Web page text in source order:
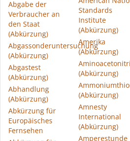
Abgabe der
Verbraucher an
den Staat
(Abkürzung)
Abgassonderuntersuchung
(Abkürzung)
Abgastest
(Abkürzung)
Abhandlung
(Abkürzung)
Abkürzung für
Europäisches
Fernsehen
Standards
Institute
(Abkürzung)
Amerika
(Abkürzung)
(Abkürzung)
(Abkürzung)
Amnesty
International
(Abkürzung)
Amperestunde